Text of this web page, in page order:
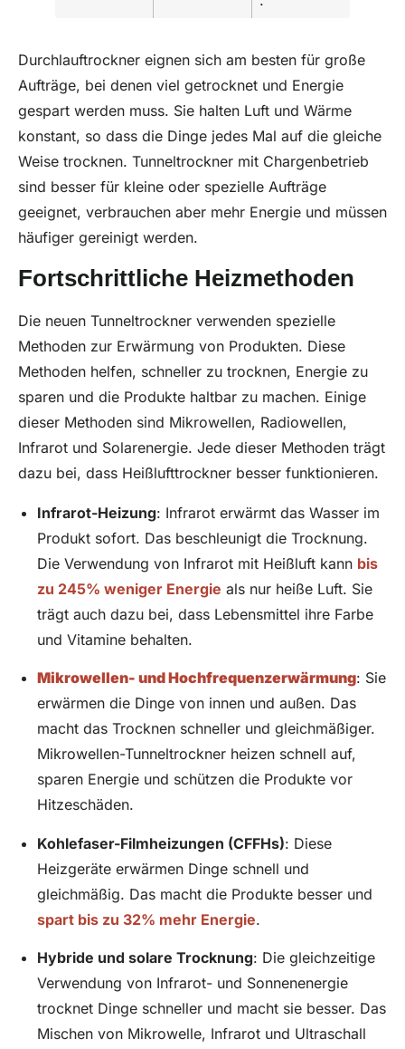
Durchlauftrockner eignen sich am besten für große
Aufträge, bei denen viel getrocknet und Energie
gespart werden muss. Sie halten Luft und Wärme
konstant, so dass die Dinge jedes Mal auf die gleiche
Weise trocknen. Tunneltrockner mit Chargenbetrieb
sind besser für kleine oder spezielle Aufträge
geeignet, verbrauchen aber mehr Energie und müssen
häufiger gereinigt werden.
Fortschrittliche Heizmethoden
Die neuen Tunneltrockner verwenden spezielle
Methoden zur Erwärmung von Produkten. Diese
Methoden helfen, schneller zu trocknen, Energie zu
sparen und die Produkte haltbar zu machen. Einige
dieser Methoden sind Mikrowellen, Radiowellen,
Infrarot und Solarenergie. Jede dieser Methoden trägt
dazu bei, dass Heißlufttrockner besser funktionieren.
Infrarot-Heizung: Infrarot erwärmt das Wasser im
Produkt sofort. Das beschleunigt die Trocknung.
Die Verwendung von Infrarot mit Heißluft kann bis
zu 245% weniger Energie als nur heiße Luft. Sie
trägt auch dazu bei, dass Lebensmittel ihre Farbe
und Vitamine behalten.
Mikrowellen- und Hochfrequenzerwärmung: Sie
erwärmen die Dinge von innen und außen. Das
macht das Trocknen schneller und gleichmäßiger.
Mikrowellen-Tunneltrockner heizen schnell auf,
sparen Energie und schützen die Produkte vor
Hitzeschäden.
Kohlefaser-Filmheizungen (CFFHs): Diese
Heizgeräte erwärmen Dinge schnell und
gleichmäßig. Das macht die Produkte besser und
spart bis zu 32% mehr Energie.
Hybride und solare Trocknung: Die gleichzeitige
Verwendung von Infrarot- und Sonnenenergie
trocknet Dinge schneller und macht sie besser. Das
Mischen von Mikrowelle, Infrarot und Ultraschall